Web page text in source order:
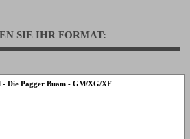
SIE IHR FORMAT:
Die Pagger Buam - GM/XG/XF